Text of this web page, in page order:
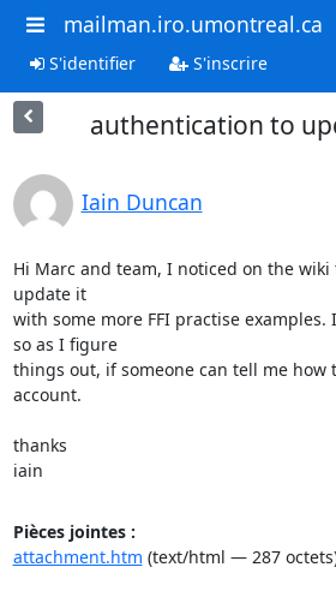
mailman.iro.umontreal.ca
S'identifier S'inscrire
authentication to
Iain Duncan
Hi Marc and team, I noticed on the
update it
with some more FFI practise
so as I figure
things out, if someone can tell me how
account.
thanks
iain
Pièces jointes :
attachment.htm (text/html — 287